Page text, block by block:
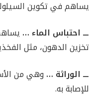
يساهم في تكوين
ـــ احتباس الماء …
تخزين الدهون، مثل
ـــ الوراثة … وهي من
للإصابة به.